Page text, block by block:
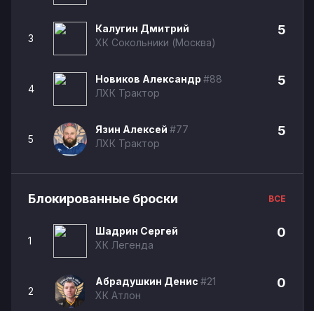
3
Калугин Дмитрий
ХК Сокольники (Москва)
5
4
Новиков Александр #88
ЛХК Трактор
5
5
Язин Алексей #77
ЛХК Трактор
5
Блокированные броски ВСЕ
1
Шадрин Сергей
ХК Легенда
0
2
Абрадушкин Денис #21
ХК Атлон
0